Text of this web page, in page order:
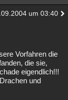
um 03:40
Vorfahren die
die sie,
eigendlich!!!
und